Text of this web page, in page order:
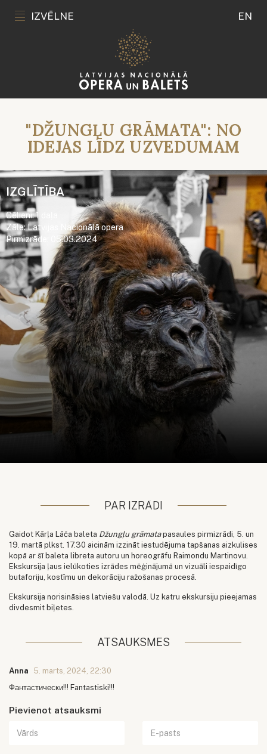
IZVĒLNE EN
"DŽUNGĻU GRĀMATA": NO
IDEJAS LĪDZ UZVEDUMAM
IZGLĪTĪBA
Cēlieni: 1 daļa
Zāle: Latvijas Nacionālā opera
Pirmizrāde: 05.03.2024
PAR IZRĀDI
Gaidot Kārļa Lāča baleta Džungļu grāmatapasaules pirmizrādi, 5. un
19. martā plkst. 17.30 aicinām izzināt iestudējuma tapšanas aizkulises
kopā ar šī baleta libreta autoru un horeogrāfu Raimondu Martinovu.
Ekskursija ļaus ielūkoties izrādes mēģinājumā un vizuāli iespaidīgo
butaforiju, kostīmu un dekorāciju ražošanas procesā.
Ekskursija norisināsies latviešu valodā. Uz katru ekskursiju pieejamas
divdesmit biļetes.
ATSAUKSMES
Anna
5. marts, 2024, 22:30
Фантастически!!! Fantastiski!!!
Pievienot atsauksmi